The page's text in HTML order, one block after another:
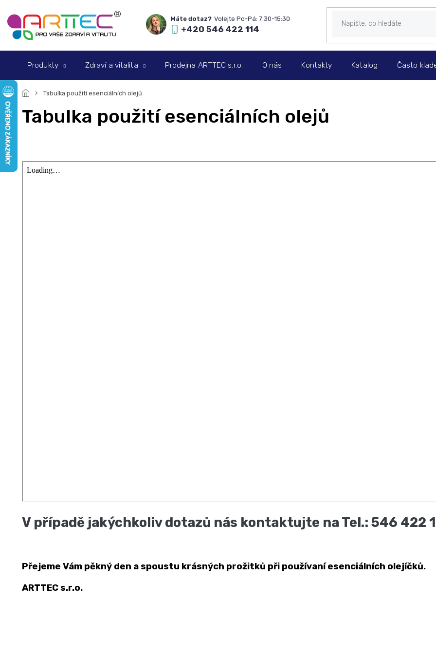
na
obsah
+420 546 422 114
Produkty Zdraví a vitalita Prodejna ARTTEC s.r.o. O nás Kontakty Katalog Často
Tabulka použití esenciálních olejů
Tabulka použití esenciálních olejů
V případě jakýchkoliv dotazů nás kontaktujte na Tel.: 546 422
Přejeme Vám pěkný den a spoustu krásných prožitků při používaní esenciálních olejíčků.
ARTTEC s.r.o.